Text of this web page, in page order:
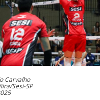
Carvalho
Sesi-SP